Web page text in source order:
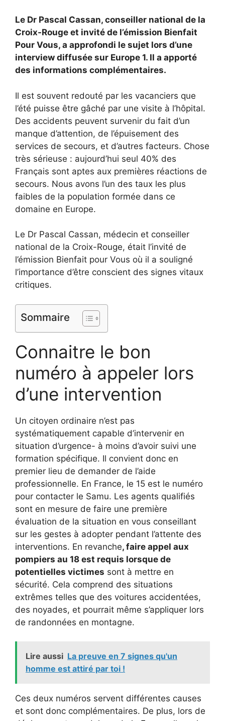
Le Dr Pascal Cassan, conseiller national de la
Croix-Rouge et invité de l’émission Bienfait
Pour Vous, a approfondi le sujet lors d’une
interview diffusée sur Europe 1. Il a apporté
des informations complémentaires.
Il est souvent redouté par les vacanciers que
l’été puisse être gâché par une visite à l’hôpital.
Des accidents peuvent survenir du fait d’un
manque d’attention, de l’épuisement des
services de secours, et d’autres facteurs. Chose
très sérieuse : aujourd’hui seul 40% des
Français sont aptes aux premières réactions de
secours. Nous avons l’un des taux les plus
faibles de la population formée dans ce
domaine en Europe.
Le Dr Pascal Cassan, médecin et conseiller
national de la Croix-Rouge, était l’invité de
l’émission Bienfait pour Vous où il a souligné
l’importance d’être conscient des signes vitaux
critiques.
Sommaire
Connaitre le bon
numéro à appeler lors
d’une intervention
Un citoyen ordinaire n’est pas
systématiquement capable d’intervenir en
situation d’urgence- à moins d’avoir suivi une
formation spécifique. Il convient donc en
premier lieu de demander de l’aide
professionnelle. En France, le 15 est le numéro
pour contacter le Samu. Les agents qualifiés
sont en mesure de faire une première
évaluation de la situation en vous conseillant
sur les gestes à adopter pendant l’attente des
interventions. En revanche, faire appel aux
pompiers au 18 est requis lorsque de
potentielles victimes sont à mettre en
sécurité. Cela comprend des situations
extrêmes telles que des voitures accidentées,
des noyades, et pourrait même s’appliquer lors
de randonnées en montagne.
Lire aussi La preuve en 7 signes qu'un
homme est attiré par toi !
Ces deux numéros servent différentes causes
et sont donc complémentaires. De plus, lors de